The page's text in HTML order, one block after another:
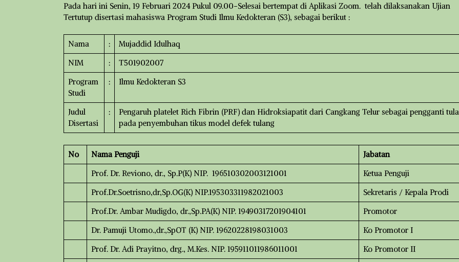
Pada hari ini Senin, 19 Februari 2024 Pukul 09.00-Selesai bertempat di Aplikasi Zoom. telah dilaksanakan Ujian
Tertutup disertasi mahasiswa Program Studi Ilmu Kedokteran (S3), sebagai berikut :
Nama :
Mujaddid Idulhaq
NIM
:
T501902007
Program
Studi
: Ilmu Kedokteran S3
Judul
Disertasi
:
Pengaruh platelet Rich Fibrin (PRF) dan Hidroksiapatit dari Cangkang Telur sebagai pengganti
pada penyembuhan tikus model defek tulang
No Nama Penguji
Jabatan
Prof. Dr. Reviono, dr., Sp.P(K) NIP. 196510302003121001
Ketua Penguji
Prof.Dr.Soetrisno,dr,Sp.OG(K) NIP.195303311982021003
Sekretaris / Kepala Prodi
Prof.Dr. Ambar Mudigdo, dr.,Sp.PA(K) NIP. 19490317201904101
Promotor
Dr. Pamuji Utomo.,dr.,SpOT (K) NIP. 19620228198031003
Ko Promotor I
Prof. Dr. Adi Prayitno, drg., M.Kes. NIP. 195911011986011001
Ko Promotor II